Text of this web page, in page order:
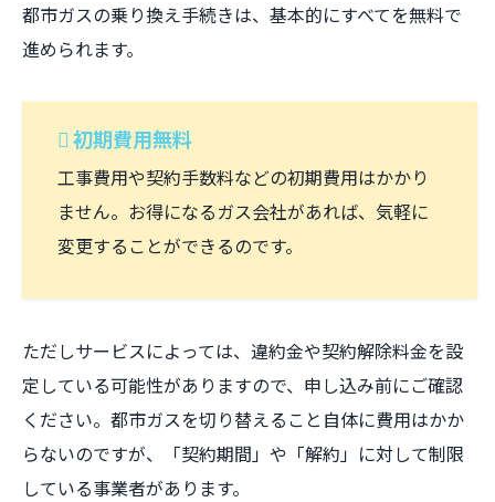
都市ガスの乗り換え手続きは、基本的にすべてを無料で
進められます。
初期費用無料
工事費用や契約手数料などの初期費用はかかり
ません。お得になるガス会社があれば、気軽に
変更することができるのです。
ただしサービスによっては、違約金や契約解除料金を設
定している可能性がありますので、申し込み前にご確認
ください。都市ガスを切り替えること自体に費用はかか
らないのですが、「契約期間」や「解約」に対して制限
している事業者があります。